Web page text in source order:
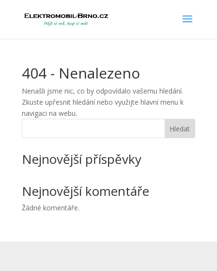
404 - Nenalezeno
Nenašli jsme nic, co by odpovídalo vašemu hledání.
Zkuste upřesnit hledání nebo využijte hlavní menu k
navigaci na webu.
Hledat
Nejnovější příspěvky
Nejnovější komentáře
Žádné komentáře.